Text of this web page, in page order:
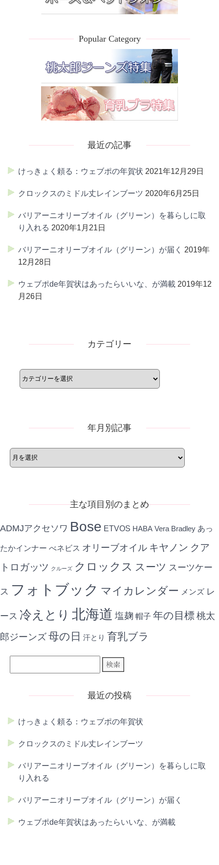
Popular Category
最近の記事
けっきょく頼る：ウェブポの年賀状 2021年12月29日
クロックスのミドル丈レインブーツ 2020年6月25日
バリアーニオリーブオイル（グリーン）を暮らしに取
り入れる 2020年1月21日
バリアーニオリーブオイル（グリーン）が届く
2019年
12月28日
ウェブポde年賀状はあったらいいな、が満載 2019年12
月26日
カテゴリー
年月別記事
主な項目別のまとめ
ADMJアクセソワ Bose ETVOS HABA Vera Bradley あっ
たかインナー べネビス オリーブオイル キヤノン クア
トロガッツ クルーズ クロックス スーツ スーツケー
ス フォトブック マイカレンダー メンズ レ
ース 冷えとり 北海道 塩麹 帽子 年の目標 桃太
郎ジーンズ母の日 汗とり 育乳ブラ
最近の投稿
けっきょく頼る：ウェブポの年賀状
クロックスのミドル丈レインブーツ
バリアーニオリーブオイル（グリーン）を暮らしに取
り入れる
バリアーニオリーブオイル（グリーン）が届く
ウェブポde年賀状はあったらいいな、が満載